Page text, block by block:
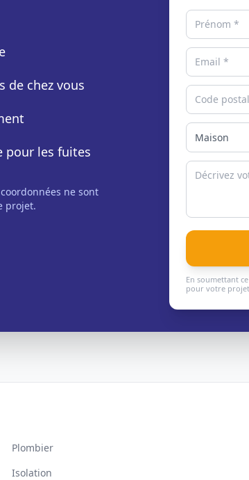
de chez vous
pour les fuites
ne sont
projet.
En soumettant
pour votre
Plombier
Isolation